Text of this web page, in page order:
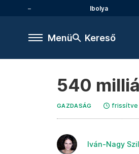
Ibolya
Menü Kereső
540
GAZDASÁG frissítve
Iván-Nagy